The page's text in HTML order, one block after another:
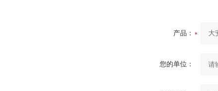
产品：
您的单位：